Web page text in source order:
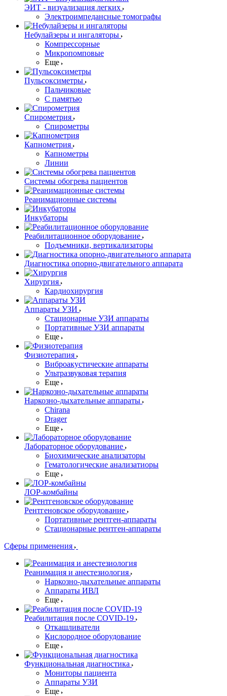
ЭИТ - визуализация легких
Электроимпедансные томографы
Небулайзеры и ингаляторы
Компрессорные
Микропомповые
Еще
Пульсоксиметры
Пальчиковые
С памятью
Спирометрия
Спирометры
Капнометрия
Капнометры
Линии
Системы обогрева пациентов
Реанимационные системы
Инкубаторы
Реабилитационное оборудование
Подъемники, вертикализаторы
Диагностика опорно-двигательного аппарата
Хирургия
Кардиохирургия
Аппараты УЗИ
Стационарные УЗИ аппараты
Портативные УЗИ аппараты
Еще
Физиотерапия
Виброакустические аппараты
Ультразвуковая терапия
Еще
Наркозно-дыхательные аппараты
Chirana
Drager
Еще
Лабораторное оборудование
Биохимические анализаторы
Гематологические анализатиоры
Еще
ЛОР-комбайны
Рентгеновское оборудование
Портативные рентген-аппараты
Стационарные рентген-аппараты
Сферы применения
Реанимация и анестезиология
Наркозно-дыхательные аппараты
Аппараты ИВЛ
Еще
Реабилитация после COVID-19
Откашливатели
Кислородное оборудование
Еще
Функциональная диагностика
Мониторы пациента
Аппараты УЗИ
Еще